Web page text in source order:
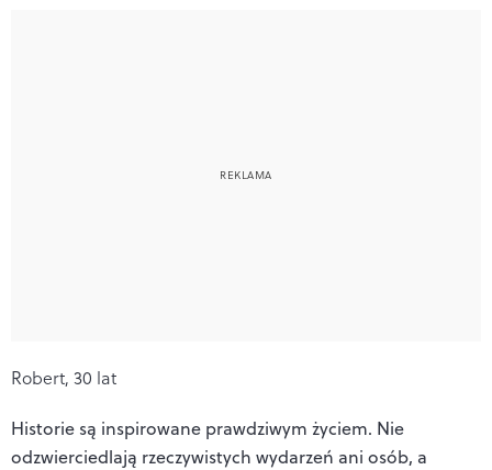
Robert, 30 lat
Historie są inspirowane prawdziwym życiem. Nie
odzwierciedlają rzeczywistych wydarzeń ani osób, a